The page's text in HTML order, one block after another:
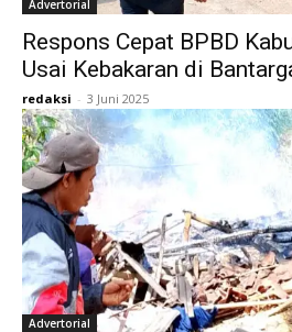
Advertorial
Respons Cepat BPBD
Usai Kebakaran di
redaksi - 3 Juni 2025
Advertorial